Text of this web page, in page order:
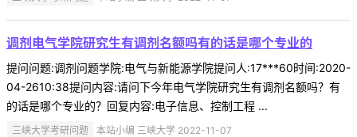
调剂电气学院研究生有调剂名额吗有的话是哪个专业的
提问问题:调剂问题学院:电气与新能源学院提问人:17***60时间:2020-
04-2610:38提问内容:请问下今年电气学院研究生有调剂名额吗？有
的话是哪个专业的？回复内容:电子信息、控制工程 ...
三峡大学考研问题 本站小编 三峡大学 2022-11-07